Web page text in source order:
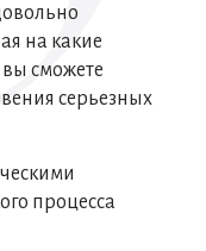
на какие
сможете
серьезных
процесса